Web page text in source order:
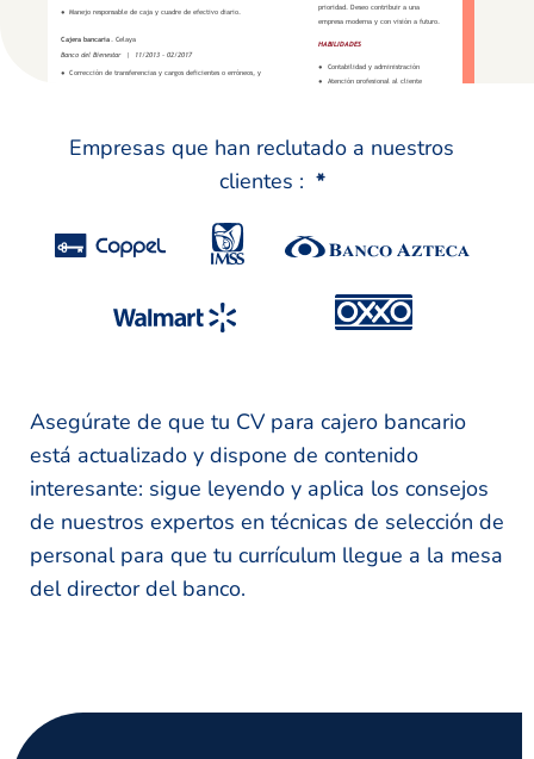
Empresas que han reclutado a nuestros
clientes : *
Asegúrate de que tu CV para cajero bancario
está actualizado y dispone de contenido
interesante: sigue leyendo y aplica los consejos
de nuestros expertos en técnicas de selección de
personal para que tu currículum llegue a la mesa
del director del banco.